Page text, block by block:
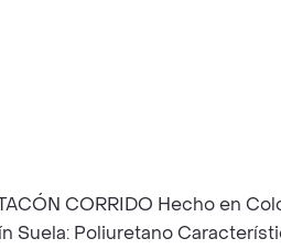
CORRIDO Hecho en
Suela: Poliuretano